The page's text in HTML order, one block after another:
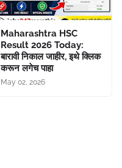
Maharashtra HSC
Result 2026 Today:
बारावी निकाल जाहीर, इथे क्लिक
करून लगेच पाहा
May 02, 2026